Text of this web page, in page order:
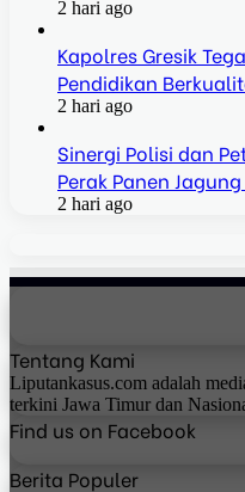
2 hari ago
Kapolres Gresik
Pendidikan
2 hari ago
Sinergi Polisi dan
Perak Panen
2 hari ago
Tentang Kami
Liputankasus.com adalah
terkini Jawa Timur dan
Find us on Facebook
Berita Populer